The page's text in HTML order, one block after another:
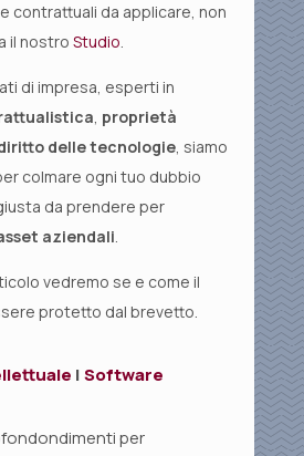
contrattuali da applicare, non
il nostro Studio.
di impresa, esperti in
, proprietà
delle tecnologie, siamo
colmare ogni tuo dubbio
da prendere per
aziendali.
vedremo se e come il
protetto dal brevetto.
|Software
per